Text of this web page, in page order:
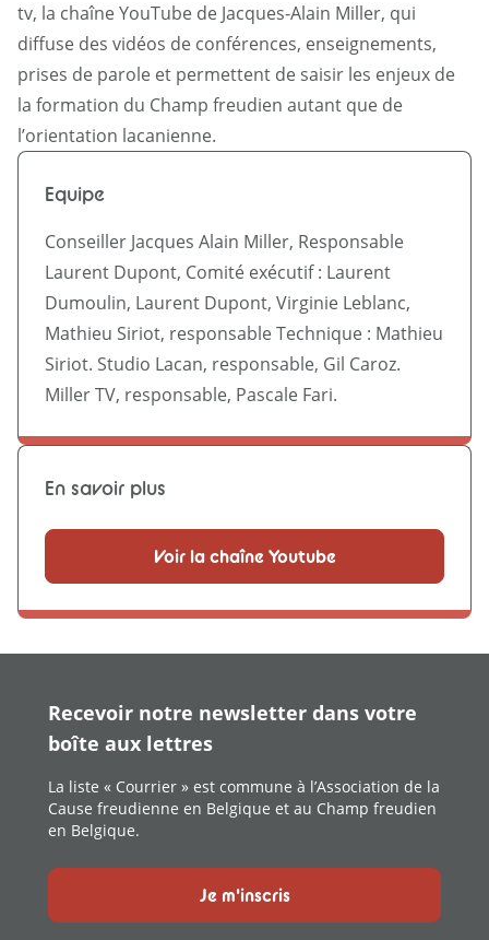
tv, la chaîne YouTube de Jacques-Alain Miller, qui
diffuse des vidéos de conférences, enseignements,
prises de parole et permettent de saisir les enjeux de
la formation du Champ freudien autant que de
l’orientation lacanienne.
Equipe
Conseiller Jacques Alain Miller, Responsable
Laurent Dupont, Comité exécutif : Laurent
Dumoulin, Laurent Dupont, Virginie Leblanc,
Mathieu Siriot, responsable Technique : Mathieu
Siriot. Studio Lacan, responsable, Gil Caroz.
Miller TV, responsable, Pascale Fari.
En savoir plus
Voir la chaîne Youtube
Recevoir notre newsletter dans votre
boîte aux lettres
La liste « Courrier » est commune à l’Association de la
Cause freudienne en Belgique et au Champ freudien
en Belgique.
Je m'inscris